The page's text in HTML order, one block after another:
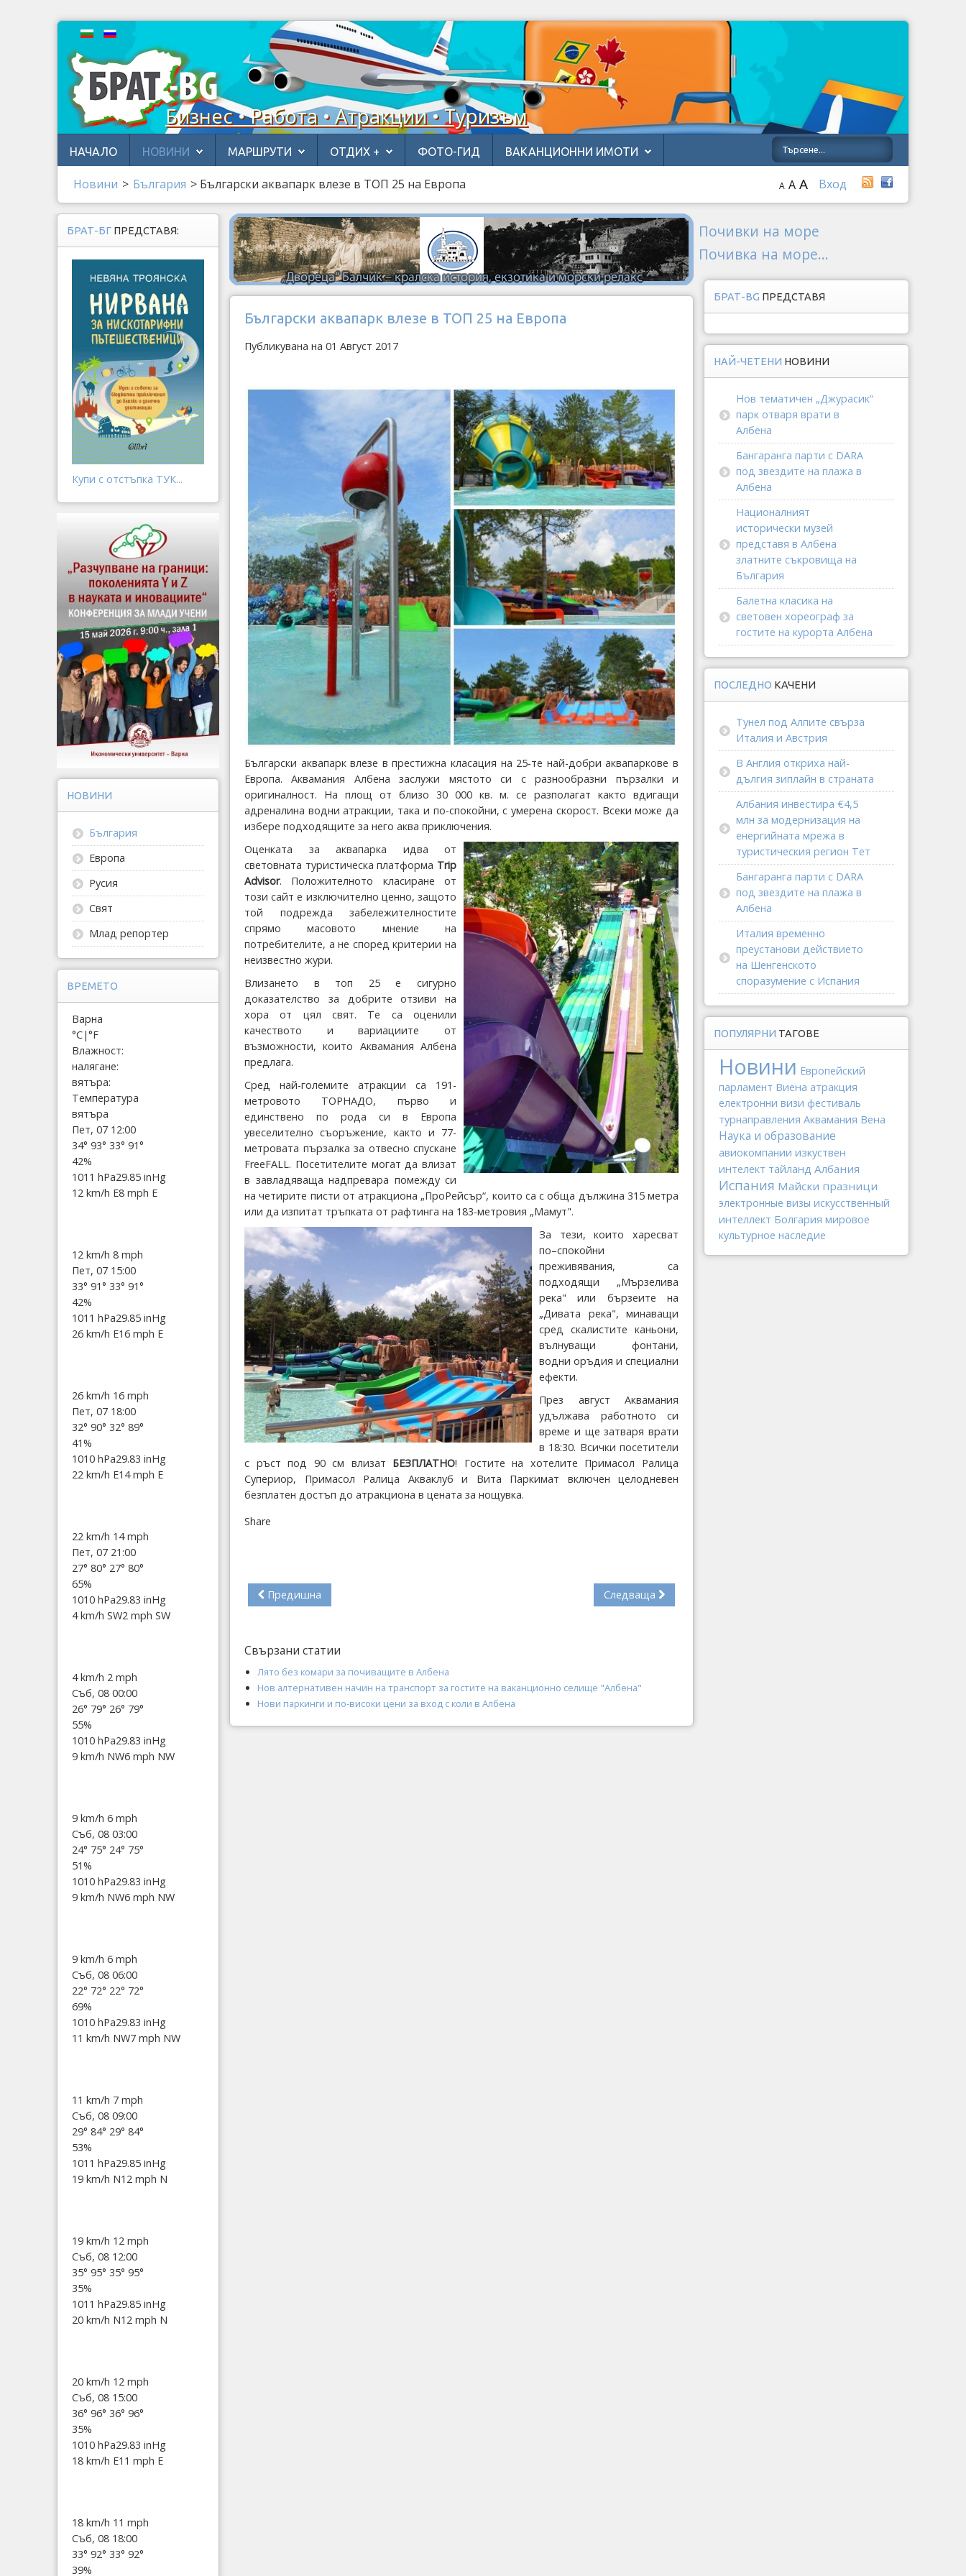
Бизнес • Работа • Атракции • Туризъм
НАЧАЛО НОВИНИ МАРШРУТИ ОТДИХ + ФОТО-ГИД ВАКАНЦИОННИ ИМОТИ
Новини > България > Български аквапарк влезе в ТОП 25 на Европа Вход
A A A
Български аквапарк влезе в ТОП 25 на Европа
Публикувана на 01 Август 2017
Български аквапарк влезе в престижна класация на 25-те най-добри аквапаркове в
Европа. Аквамания Албена заслужи мястото си с разнообразни пързалки и
оригиналност. На площ от близо 30 000 кв. м. се разполагат както вдигащи
адреналина водни атракции, така и по-спокойни, с умерена скорост. Всеки може да
избере подходящите за него аква приключения.
Оценката за аквапарка идва от
световната туристическа платформа Trip
Аdvisor. Положителното класиране от
този сайт е изключително ценно, защото
той подрежда забележителностите
спрямо масовото мнение на
потребителите, а не според критерии на
неизвестно жури.
Влизането в топ 25 е сигурно
доказателство за добрите отзиви на
хора от цял свят. Те са оценили
качеството и вариациите от
възможности, които Аквамания Албена
предлага.
Сред най-големите атракции са 191-
метровото ТОРНАДО, първо и
единствено по рода си в Европа
увеселително съоръжение, както и 77-
метровата пързалка за отвесно спускане
FreeFALL. Посетителите могат да влизат
в завладяваща надпревара помежду си
на четирите писти от атракциона „ПроРейсър“, които са с обща дължина 315 метра
или да изпитат тръпката от рафтинга на 183-метровия „Мамут".
За тези, които харесват
по–спокойни
преживявания, са
подходящи „Мързелива
река" или бързеите на
„Дивата река", минаващи
сред скалистите каньони,
вълнуващи фонтани,
водни оръдия и специални
ефекти.
През август Аквамания
удължава работното си
време и ще затваря врати
в 18:30. Всички посетители
с ръст под 90 см влизат БЕЗПЛАТНО! Гостите на хотелите Примасол Ралица
Супериор, Примасол Ралица Акваклуб и Вита Паркимат включен целодневен
безплатен достъп до атракциона в цената за нощувка.
Share
Предишна Следваща
Свързани статии
Лято без комари за почиващите в Албена
Нов алтернативен начин на транспорт за гостите на ваканционно селище "Албена"
Нови паркинги и по-високи цени за вход с коли в Албена
БРАТ-БГ ПРЕДСТАВЯ:
Купи с отстъпка ТУК...
НОВИНИ
България
Европа
Русия
Свят
Млад репортер
ВРЕМЕТО
Варна
°C|°F
Влажност:
налягане:
вятъра:
Температура
вятъра
Пет, 07 12:00
34° 93° 33° 91°
42%
1011 hPa29.85 inHg
12 km/h E8 mph E
12 km/h 8 mph
Пет, 07 15:00
33° 91° 33° 91°
42%
1011 hPa29.85 inHg
26 km/h E16 mph E
26 km/h 16 mph
Пет, 07 18:00
32° 90° 32° 89°
41%
1010 hPa29.83 inHg
22 km/h E14 mph E
22 km/h 14 mph
Пет, 07 21:00
27° 80° 27° 80°
65%
1010 hPa29.83 inHg
4 km/h SW2 mph SW
4 km/h 2 mph
Съб, 08 00:00
26° 79° 26° 79°
55%
1010 hPa29.83 inHg
9 km/h NW6 mph NW
9 km/h 6 mph
Съб, 08 03:00
24° 75° 24° 75°
51%
1010 hPa29.83 inHg
9 km/h NW6 mph NW
9 km/h 6 mph
Съб, 08 06:00
22° 72° 22° 72°
69%
1010 hPa29.83 inHg
11 km/h NW7 mph NW
11 km/h 7 mph
Съб, 08 09:00
29° 84° 29° 84°
53%
1011 hPa29.85 inHg
19 km/h N12 mph N
19 km/h 12 mph
Съб, 08 12:00
35° 95° 35° 95°
35%
1011 hPa29.85 inHg
20 km/h N12 mph N
20 km/h 12 mph
Съб, 08 15:00
36° 96° 36° 96°
35%
1010 hPa29.83 inHg
18 km/h E11 mph E
18 km/h 11 mph
Съб, 08 18:00
33° 92° 33° 92°
39%
Почивки на море
Почивка на море...
БРАТ-BG ПРЕДСТАВЯ
НАЙ-ЧЕТЕНИ НОВИНИ
Нов тематичен „Джурасик“
парк отваря врати в
Албена
Бангаранга парти с DARA
под звездите на плажа в
Албена
Националният
исторически музей
представя в Албена
златните съкровища на
България
Балетна класика на
световен хореограф за
гостите на курорта Албена
ПОСЛЕДНО КАЧЕНИ
Тунел под Алпите свърза
Италия и Австрия
В Англия откриха най-
дългия зиплайн в страната
Албания инвестира €4,5
млн за модернизация на
енергийната мрежа в
туристическия регион Тет
Бангаранга парти с DARA
под звездите на плажа в
Албена
Италия временно
преустанови действието
на Шенгенското
споразумение с Испания
ПОПУЛЯРНИ ТАГОВЕ
Новини Европейский
парламент Виена атракция
електронни визи фестиваль
турнаправления Аквамания Вена
Наука и образование
авиокомпании изкуствен
интелект тайланд Албания
Испания Майски празници
электронные визы искусственный
интеллект Болгария мировое
культурное наследие